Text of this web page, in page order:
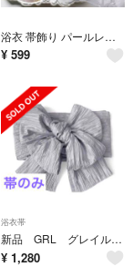
浴衣 帯飾り パールレース 夏用帯揚げ 帯締め フリルレース 夏祭り 花火 単品
¥ 599
浴衣帯
新品 GRL グレイル しわ加工 兵児帯 ふわくしゅ浴衣帯 グレー
¥ 1,280